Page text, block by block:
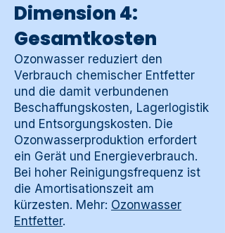
Dimension 4:
Gesamtkosten
Ozonwasser reduziert den
Verbrauch chemischer Entfetter
und die damit verbundenen
Beschaffungskosten, Lagerlogistik
und Entsorgungskosten. Die
Ozonwasserproduktion erfordert
ein Gerät und Energieverbrauch.
Bei hoher Reinigungsfrequenz ist
die Amortisationszeit am
kürzesten. Mehr: Ozonwasser
Entfetter.